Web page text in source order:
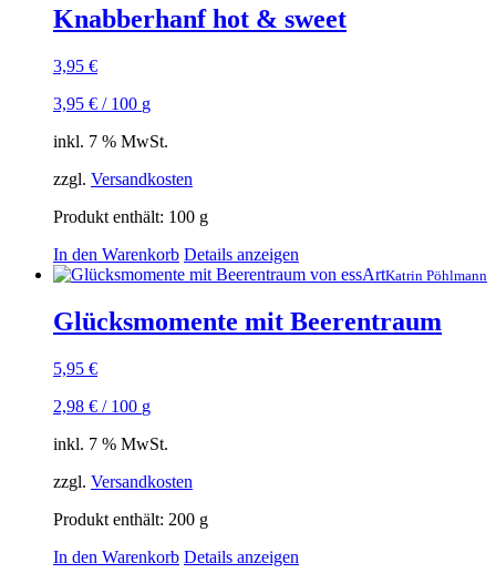
Knabberhanf hot & sweet
3,95 €
3,95 € / 100 g
inkl. 7 % MwSt.
zzgl. Versandkosten
Produkt enthält: 100 g
In den Warenkorb Details anzeigen
Katrin Pöhlmann
Glücksmomente mit Beerentraum
5,95 €
2,98 € / 100 g
inkl. 7 % MwSt.
zzgl. Versandkosten
Produkt enthält: 200 g
In den Warenkorb Details anzeigen